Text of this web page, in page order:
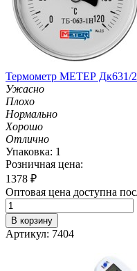
Термометр МЕТЕР Дк631/
Ужасно
Плохо
Нормально
Хорошо
Отлично
Упаковка: 1
Розничная цена:
1378 ₽
Оптовая цена доступна
В корзину
Артикул: 7404